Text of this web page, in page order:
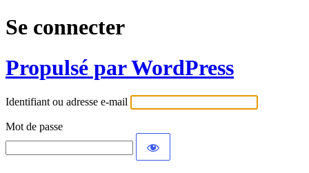
Se connecter
Propulsé par WordPress
Identifiant ou adresse e-mail
Mot de passe